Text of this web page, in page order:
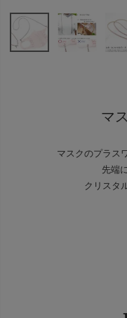
マ
マスクのプラス
先端
クリスタ